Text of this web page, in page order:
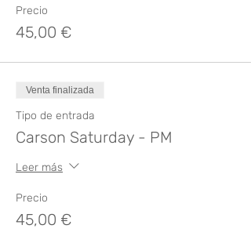
Precio
45,00 €
Venta finalizada
Tipo de entrada
Carson Saturday - PM
Leer más
Precio
45,00 €